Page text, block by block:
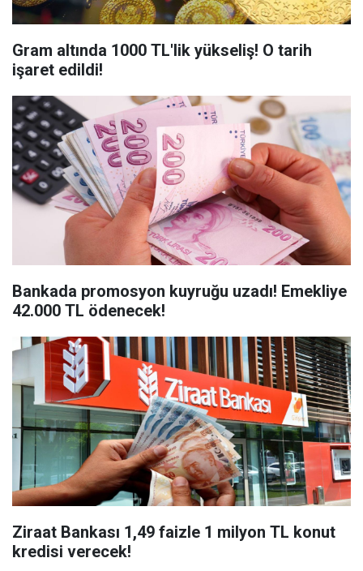
Gram altında 1000 TL'lik yükseliş! O tarih
işaret edildi!
Bankada promosyon kuyruğu uzadı! Emekliye
42.000 TL ödenecek!
Ziraat Bankası 1,49 faizle 1 milyon TL konut
kredisi verecek!